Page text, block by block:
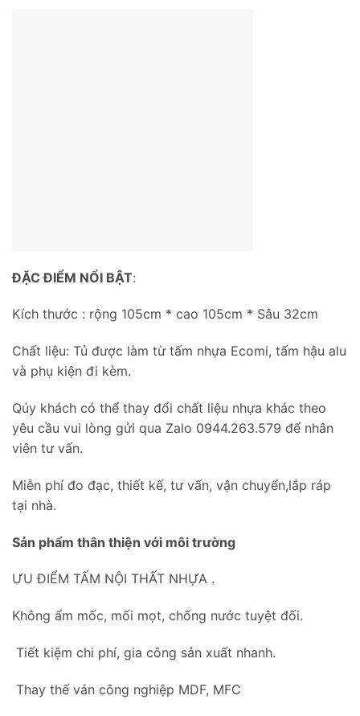
ĐẶC ĐIỂM NỔI BẬT:
Kích thước : rộng 105cm * cao 105cm * Sâu 32cm
Chất liệu: Tủ được làm từ tấm nhựa Ecomi, tấm hậu alu
và phụ kiện đi kèm.
Qúy khách có thể thay đổi chất liệu nhựa khác theo
yêu cầu vui lòng gửi qua Zalo 0944.263.579 để nhân
viên tư vấn.
Miễn phí đo đạc, thiết kế, tư vấn, vận chuyển,lắp ráp
tại nhà.
Sản phẩm thân thiện với môi trường
ƯU ĐIỂM TẤM NỘI THẤT NHỰA .
Không ẩm mốc, mối mọt, chống nước tuyệt đối.
Tiết kiệm chi phí, gia công sản xuất nhanh.
Thay thế ván công nghiệp MDF, MFC